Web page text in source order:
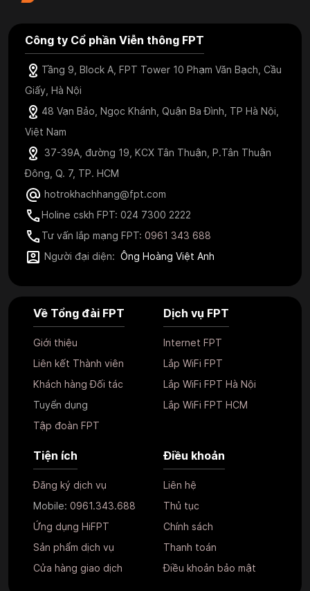
Công ty Cổ phần Viễn thông FPT
Tầng 9, Block A, FPT Tower 10 Phạm Văn Bạch, Cầu
Giấy, Hà Nội
48 Vạn Bảo, Ngọc Khánh, Quận Ba Đình, TP Hà Nội,
Việt Nam
37-39A, đường 19, KCX Tân Thuận, P.Tân Thuận
Đông, Q. 7, TP. HCM
hotrokhachhang@fpt.com
Holine cskh FPT: 024 7300 2222
Tư vấn lắp mạng FPT: 0961 343 688
Người đại diện: Ông Hoàng Việt Anh
Về Tổng đài FPT
Giới thiệu
Liên kết Thành viên
Khách hàng Đối tác
Tuyển dụng
Tập đoàn FPT
Dịch vụ FPT
Internet FPT
Lắp WiFi FPT
Lắp WiFi FPT Hà Nội
Lắp WiFi FPT HCM
Tiện ích
Đăng ký dịch vụ
Mobile: 0961.343.688
Ứng dụng HiFPT
Sản phẩm dịch vụ
Cửa hàng giao dịch
Điều khoản
Liên hệ
Thủ tục
Chính sách
Thanh toán
Điều khoản bảo mật